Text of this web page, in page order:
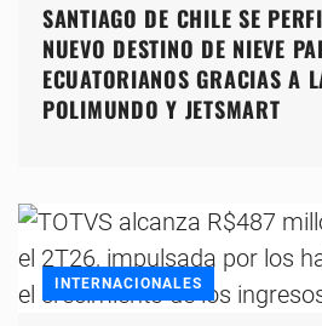
SANTIAGO DE CHILE SE
NUEVO DESTINO DE NIEVE
ECUATORIANOS GRACIAS A
POLIMUNDO Y JETSMART
INTERNACIONALES